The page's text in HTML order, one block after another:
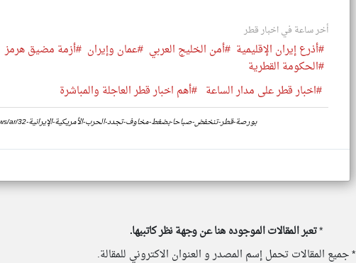
أخر ساعة في اخبار قطر
#أذرع إيران الإقليمية #أمن الخليج العربي #عمان وإيران #أزمة مضيق هرمز
#الحكومة القطرية
#اخبار قطر على مدار الساعة #أهم اخبار قطر العاجلة والمباشرة
https://www.klyoum.com/qatar-news/ar/32-بورصة-قطر-تنخفض-صباحا-بضغط-مخاوف-تجدد-الحرب-الأمريكية-الإيرانية
*تعبر المقالات الموجوده هنا عن وجهة نظر كاتبيها.
* جميع المقالات تحمل إسم المصدر و العنوان الاكتروني للمقالة.